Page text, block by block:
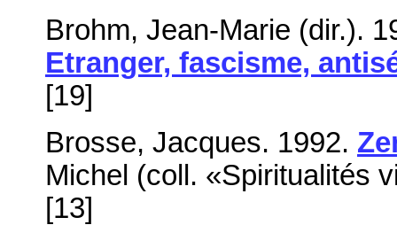
Brohm, Jean-Marie (dir.).
Etranger, fascisme,
[19]
Brosse, Jacques. 1992.
Michel (coll. «Spiritualités
[13]